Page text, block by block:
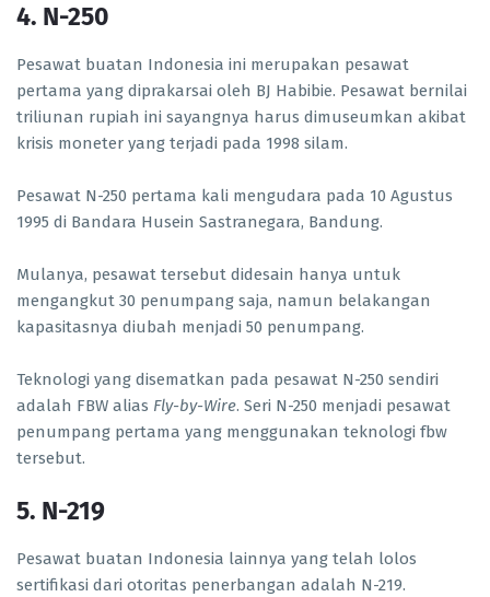
4. N-250
Pesawat buatan Indonesia ini merupakan pesawat
pertama yang diprakarsai oleh BJ Habibie. Pesawat bernilai
triliunan rupiah ini sayangnya harus dimuseumkan akibat
krisis moneter yang terjadi pada 1998 silam.
Pesawat N-250 pertama kali mengudara pada 10 Agustus
1995 di Bandara Husein Sastranegara, Bandung.
Mulanya, pesawat tersebut didesain hanya untuk
mengangkut 30 penumpang saja, namun belakangan
kapasitasnya diubah menjadi 50 penumpang.
Teknologi yang disematkan pada pesawat N-250 sendiri
adalah FBW alias Fly-by-Wire. Seri N-250 menjadi pesawat
penumpang pertama yang menggunakan teknologi fbw
tersebut.
5. N-219
Pesawat buatan Indonesia lainnya yang telah lolos
sertifikasi dari otoritas penerbangan adalah N-219.